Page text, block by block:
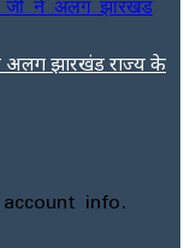
अलग झारखंड राज्य के
info.